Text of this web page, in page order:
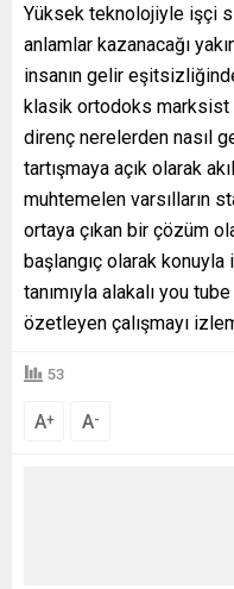
Yüksek teknolojiyle işçi
anlamlar kazanacağı
insanın gelir
klasik ortodoks marksist
direnç nerelerden nasıl
tartışmaya açık olarak
muhtemelen varsılların
ortaya çıkan bir çözüm
başlangıç olarak
tanımıyla alakalı you
özetleyen çalışmayı
53
A+ A-